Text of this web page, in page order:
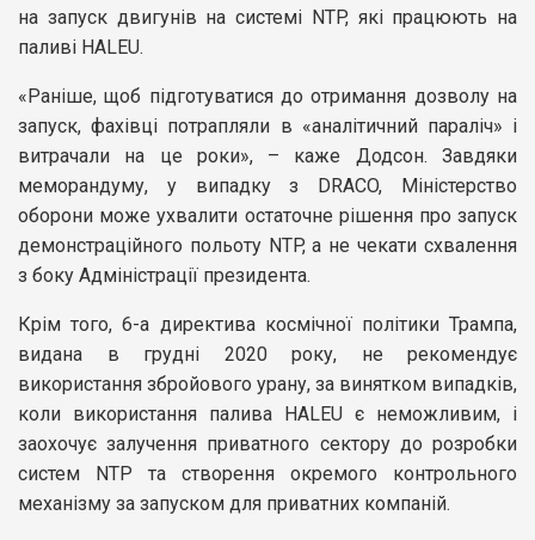
на запуск двигунів на системі NTP, які працюють на
паливі HALEU.
«Раніше, щоб підготуватися до отримання дозволу на
запуск, фахівці потрапляли в «аналітичний параліч» і
витрачали на це роки», – каже Додсон. Завдяки
меморандуму, у випадку з DRACO, Міністерство
оборони може ухвалити остаточне рішення про запуск
демонстраційного польоту NTP, а не чекати схвалення
з боку Адміністрації президента.
Крім того, 6-а директива космічної політики Трампа,
видана в грудні 2020 року, не рекомендує
використання збройового урану, за винятком випадків,
коли використання палива HALEU є неможливим, і
заохочує залучення приватного сектору до розробки
систем NTP та створення окремого контрольного
механізму за запуском для приватних компаній.